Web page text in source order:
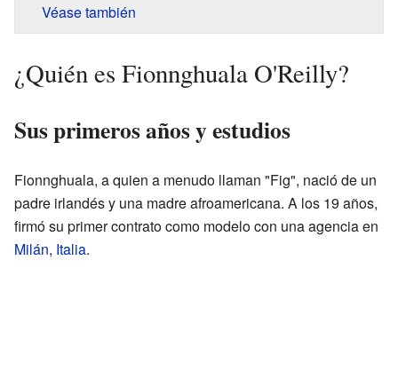
Véase también
¿Quién es Fionnghuala O'Reilly?
Sus primeros años y estudios
Fionnghuala, a quien a menudo llaman "Fig", nació de un
padre irlandés y una madre afroamericana. A los 19 años,
firmó su primer contrato como modelo con una agencia en
Milán, Italia.